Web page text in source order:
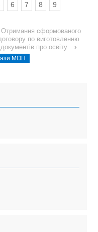
6 7 8 9
Отримання сформованого
по виготовленню
документів про освіту
›
МОН